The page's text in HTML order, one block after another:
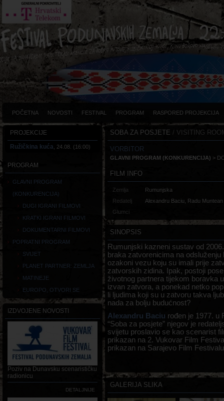
POČETNA NOVOSTI FESTIVAL PROGRAM RASPORED PROJEKCIJA
PROJEKCIJE
Ružičkina kuća , 24.08. (16:00)
PROGRAM
GLAVNI PROGRAM
(KONKURENCIJA)
DUGI IGRANI FILMOVI
KRATKI IGRANI FILMOVI
DOKUMENTARNI FILMOVI
POPRATNI PROGRAM
SVIJET
PLANET PARTNER: ZEMLJA
MATINEJE
EUROPO, OTVORI SE
IZDVOJENE NOVOSTI
Poziv na Dunavsku scenarističku
radionicu
DETALJNIJE
SOBA ZA POSJETE / VISITING
VORBITOR
GLAVNI PROGRAM (KONKURENCIJA) >
FILM INFO
Zemlja
Rumunjska
Redatelj
Alexandru Baciu, Radu Muntean
Glumci
SINOPSIS
Rumunjski kazneni sustav od
braka zatvorenicima na
ozakoni vezu koju su imali prije
zatvorskih zidina. Ipak, postoji
životnog partnera tijekom boravka
izvan zatvora, a ponekad netko
li ljudima koji su u zatvoru takva
nada za bolju budućnost?
Alexandru Baciu rođen je 1977. u
“Soba za posjete” njegov je
svijetu proslavio se kao scenarist
prikazan na 2. Vukovar Film
prikazan na Sarajevo Film
GALERIJA SLIKA